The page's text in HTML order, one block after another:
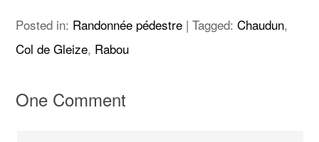
Posted in: Randonnée pédestre |Tagged:Chaudun,
Col de Gleize, Rabou
One Comment